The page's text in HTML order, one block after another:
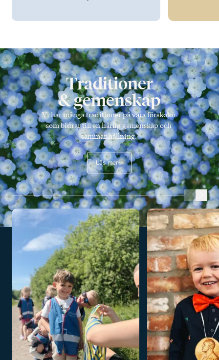
Traditioner
& gemenskap
Vi har många traditioner på våra förskolor
som bidrar till en härlig gemenskap och
sammanhållning.
Läs mer